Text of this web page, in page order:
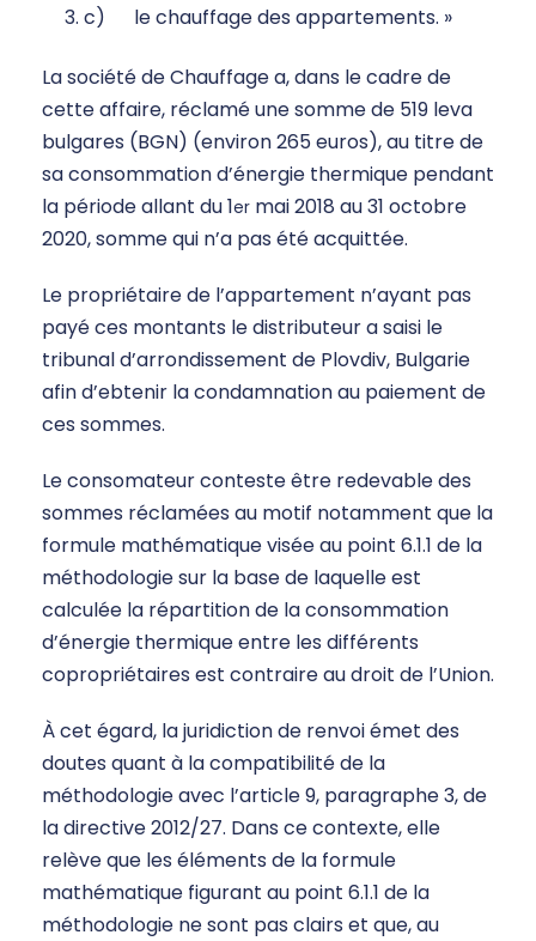
c) le chauffage des appartements. »
La société de Chauffage a, dans le cadre de
cette affaire, réclamé une somme de 519 leva
bulgares (BGN) (environ 265 euros), au titre de
sa consommation d’énergie thermique pendant
la période allant du 1er mai 2018 au 31 octobre
2020, somme qui n’a pas été acquittée.
Le propriétaire de l’appartement n’ayant pas
payé ces montants le distributeur a saisi le
tribunal d’arrondissement de Plovdiv, Bulgarie
afin d’ebtenir la condamnation au paiement de
ces sommes.
Le consomateur conteste être redevable des
sommes réclamées au motif notamment que la
formule mathématique visée au point 6.1.1 de la
méthodologie sur la base de laquelle est
calculée la répartition de la consommation
d’énergie thermique entre les différents
copropriétaires est contraire au droit de l’Union.
À cet égard, la juridiction de renvoi émet des
doutes quant à la compatibilité de la
méthodologie avec l’article 9, paragraphe 3, de
la directive 2012/27. Dans ce contexte, elle
relève que les éléments de la formule
mathématique figurant au point 6.1.1 de la
méthodologie ne sont pas clairs et que, au